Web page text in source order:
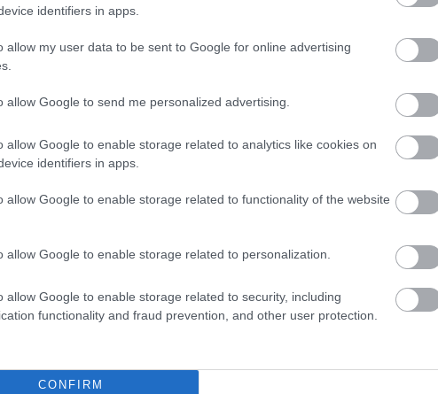
identifiers in apps.
allow my user data to be sent to Google for online advertising
allow Google to send me personalized advertising.
allow Google to enable storage related to analytics like cookies on
identifiers in apps.
allow Google to enable storage related to functionality of the website
allow Google to enable storage related to personalization.
allow Google to enable storage related to security, including
functionality and fraud prevention, and other user protection.
CONFIRM
ha stopoverről van sző: ők ugyanis mindenkinek ingyenes,
a török fővárosban.
hiszen nekik két ingyen éjszaka jár, ráadásul egy
csak kattintsunk a „Stopover in Istanbul” gombra.
kell nyúlni, ha használnánk a tömegközlekedést